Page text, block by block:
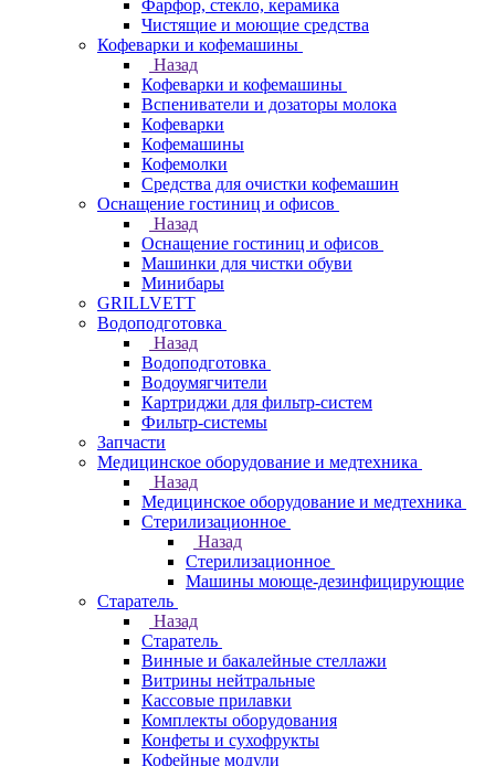
Фарфор, стекло, керамика
Чистящие и моющие средства
Кофеварки и кофемашины
Назад
Кофеварки и кофемашины
Вспениватели и дозаторы молока
Кофеварки
Кофемашины
Кофемолки
Средства для очистки кофемашин
Оснащение гостиниц и офисов
Назад
Оснащение гостиниц и офисов
Машинки для чистки обуви
Минибары
GRILLVETT
Водоподготовка
Назад
Водоподготовка
Водоумягчители
Картриджи для фильтр-систем
Фильтр-системы
Запчасти
Медицинское оборудование и медтехника
Назад
Медицинское оборудование и медтехника
Стерилизационное
Назад
Стерилизационное
Машины моюще-дезинфицирующие
Старатель
Назад
Старатель
Винные и бакалейные стеллажи
Витрины нейтральные
Кассовые прилавки
Комплекты оборудования
Конфеты и сухофрукты
Кофейные модули